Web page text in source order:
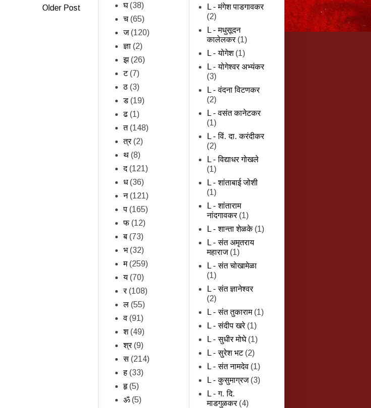
Older Post
घ (38)
च (65)
ज (120)
ज्ञा (2)
झ (26)
ट (7)
ठ (3)
ड (19)
ढ (1)
त (148)
त्र (2)
थ (8)
द (121)
ध (36)
न (121)
प (165)
फ (12)
ब (73)
भ (32)
म (259)
य (70)
र (108)
ल (55)
व (91)
श (49)
श्र (9)
स (214)
ह (33)
हृ (5)
ॐ (5)
L - मंगेश पाडगावकर
(2)
L - मधुसूदन
कालेलकर (1)
L - योगेश (1)
L - योगेश्वर अभ्यंकर
(3)
L - वंदना विटणकर
(2)
L - वसंत कानेटकर
(1)
L - विं. दा. करंदीकर
(2)
L - विद्याधर गोखले
(1)
L - शांताबाई जोशी
(1)
L - शांताराम
नांदगावकर (1)
L - शान्‍ता शेळके (1)
L - संत अमृतराय
महाराज (1)
L - संत चोखामेळा
(1)
L - संत ज्ञानेश्वर
(2)
L - संत तुकाराम (1)
L - संदीप खरे (1)
L - सुधीर मोघे (1)
L - सुरेश भट (2)
L - संत नामदेव (1)
L - कुसुमाग्रज (3)
L - ग. दि.
माडगुळकर (4)